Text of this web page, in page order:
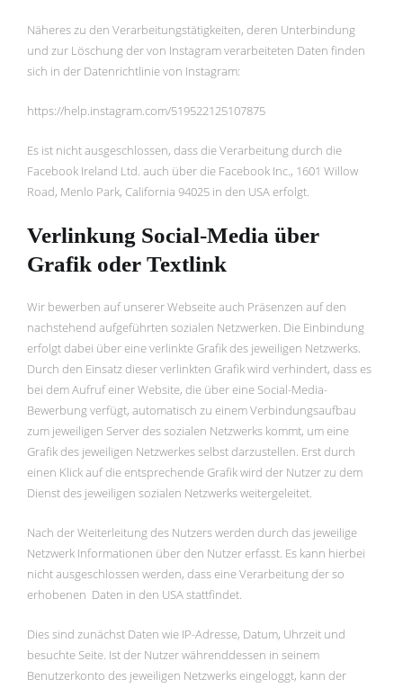
Näheres zu den Verarbeitungstätigkeiten, deren Unterbindung
und zur Löschung der von Instagram verarbeiteten Daten finden
sich in der Datenrichtlinie von Instagram:
https://help.instagram.com/519522125107875
Es ist nicht ausgeschlossen, dass die Verarbeitung durch die
Facebook Ireland Ltd. auch über die Facebook Inc., 1601 Willow
Road, Menlo Park, California 94025 in den USA erfolgt.
Verlinkung Social-Media über
Grafik oder Textlink
Wir bewerben auf unserer Webseite auch Präsenzen auf den
nachstehend aufgeführten sozialen Netzwerken. Die Einbindung
erfolgt dabei über eine verlinkte Grafik des jeweiligen Netzwerks.
Durch den Einsatz dieser verlinkten Grafik wird verhindert, dass es
bei dem Aufruf einer Website, die über eine Social-Media-
Bewerbung verfügt, automatisch zu einem Verbindungsaufbau
zum jeweiligen Server des sozialen Netzwerks kommt, um eine
Grafik des jeweiligen Netzwerkes selbst darzustellen. Erst durch
einen Klick auf die entsprechende Grafik wird der Nutzer zu dem
Dienst des jeweiligen sozialen Netzwerks weitergeleitet.
Nach der Weiterleitung des Nutzers werden durch das jeweilige
Netzwerk Informationen über den Nutzer erfasst. Es kann hierbei
nicht ausgeschlossen werden, dass eine Verarbeitung der so
erhobenen Daten in den USA stattfindet.
Dies sind zunächst Daten wie IP-Adresse, Datum, Uhrzeit und
besuchte Seite. Ist der Nutzer währenddessen in seinem
Benutzerkonto des jeweiligen Netzwerks eingeloggt, kann der